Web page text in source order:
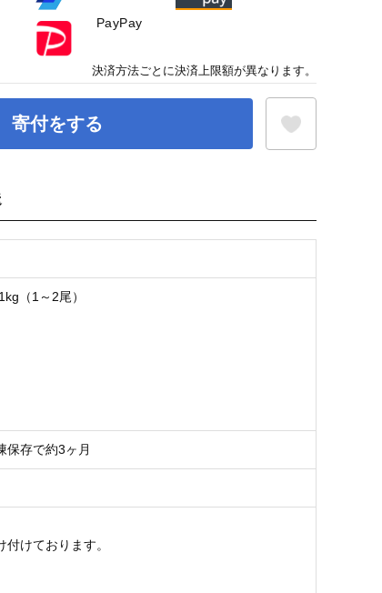
寄付をする
（1～2尾）
保存で約3ヶ月
けております。
PayPay
決済方法ごとに決済上限額が異なります。